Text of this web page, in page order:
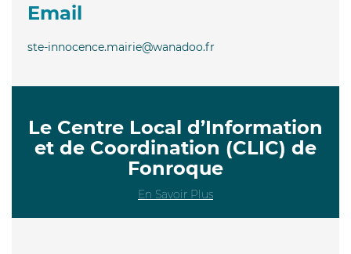
Email
ste-innocence.mairie@wanadoo.fr
Le Centre Local d’Information
et de Coordination (CLIC) de
Fonroque
En Savoir Plus